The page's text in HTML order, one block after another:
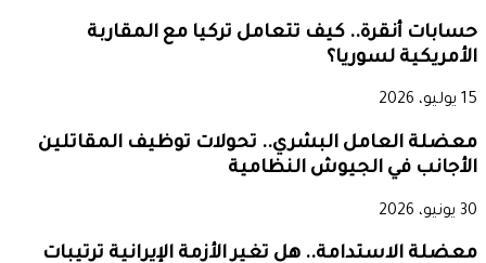
حسابات أنقرة.. كيف تتعامل تركيا مع المقاربة
الأمريكية لسوريا؟
15 يوليو، 2026
معضلة العامل البشري.. تحولات توظيف المقاتلين
الأجانب في الجيوش النظامية
30 يونيو، 2026
معضلة الاستدامة.. هل تغير الأزمة الإيرانية ترتيبات